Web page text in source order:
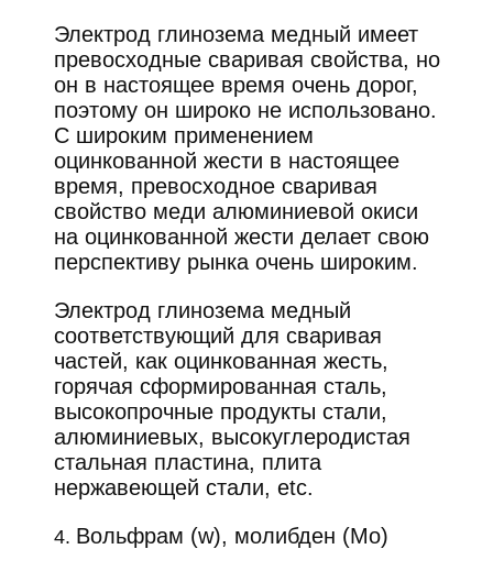
Электрод глинозема медный имеет
превосходные сваривая свойства, но
он в настоящее время очень дорог,
поэтому он широко не использовано.
С широким применением
оцинкованной жести в настоящее
время, превосходное сваривая
свойство меди алюминиевой окиси
на оцинкованной жести делает свою
перспективу рынка очень широким.
Электрод глинозема медный
соответствующий для сваривая
частей, как оцинкованная жесть,
горячая сформированная сталь,
высокопрочные продукты стали,
алюминиевых, высокуглеродистая
стальная пластина, плита
нержавеющей стали, etc.
4. Вольфрам (w), молибден (Mo)